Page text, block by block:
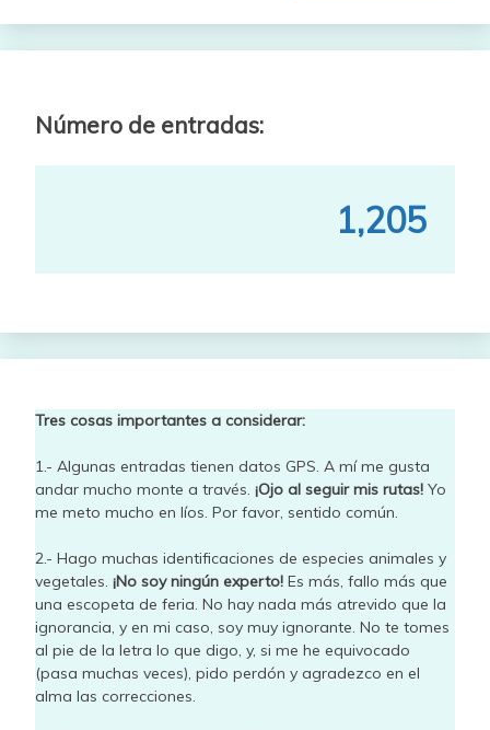
Número de entradas:
1,205
Tres cosas importantes a considerar:
1.- Algunas entradas tienen datos GPS. A mí me gusta
andar mucho monte a través. ¡Ojo al seguir mis rutas! Yo
me meto mucho en líos. Por favor, sentido común.
2.- Hago muchas identificaciones de especies animales y
vegetales. ¡No soy ningún experto! Es más, fallo más que
una escopeta de feria. No hay nada más atrevido que la
ignorancia, y en mi caso, soy muy ignorante. No te tomes
al pie de la letra lo que digo, y, si me he equivocado
(pasa muchas veces), pido perdón y agradezco en el
alma las correcciones.